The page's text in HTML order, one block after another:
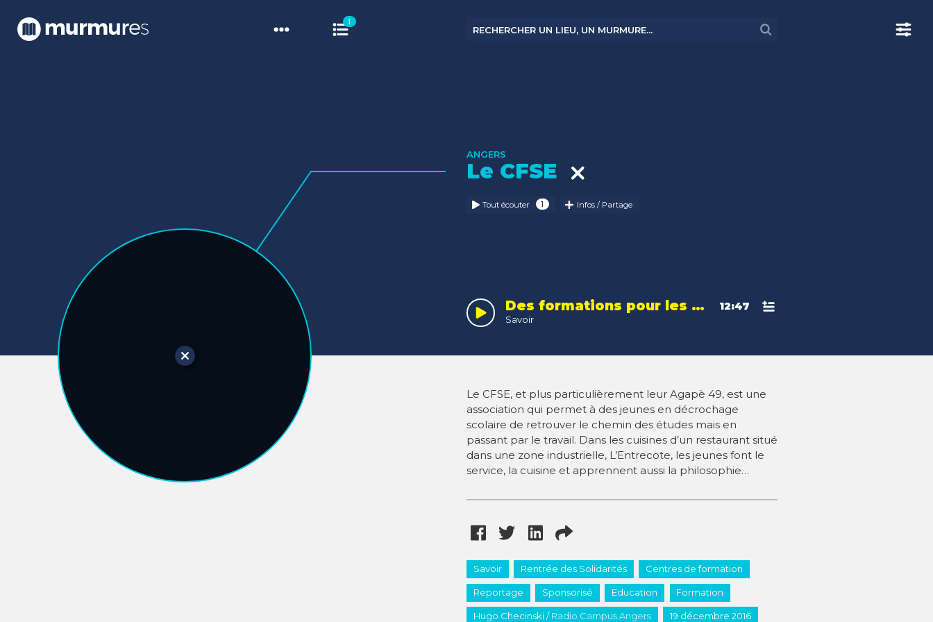
ANGERS
Le CFSE
Tout écouter Infos / Partage
Des formations pour les dégoûtés du système scolaire
Savoir
12:47
Le CFSE, et plus particulièrement leur Agapè 49, est une
association qui permet à des jeunes en décrochage
scolaire de retrouver le chemin des études mais en
passant par le travail. Dans les cuisines d’un restaurant situé
dans une zone industrielle, L’Entrecote, les jeunes font le
service, la cuisine et apprennent aussi la philosophie…
Savoir Rentrée des Solidarités Centres de formation
Reportage Sponsorisé Education Formation
Hugo Checinski /Radio Campus Angers 19 décembre 2016